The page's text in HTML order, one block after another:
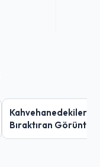
Kahvehanedekiler
Bıraktıran Görüntü!